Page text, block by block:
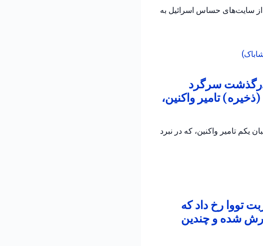
از سایت‌های حساس اسرائیل به
درگذشت سرگرد
تامیر واکنین،
تامیر واکنین، که در نبرد
تووا رخ داد که
شده و چندین